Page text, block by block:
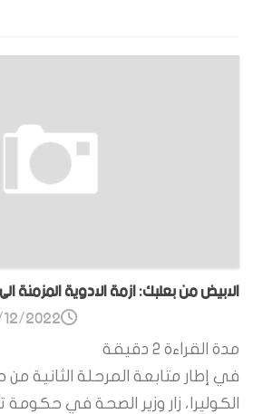
الابيض من بعلبك: ازمة الادوية المزمنة
2022
مدة القراءة 2 دقيقة
في إطار متابعة المرحلة الثانية
الكوليرا، زار وزير الصحة في